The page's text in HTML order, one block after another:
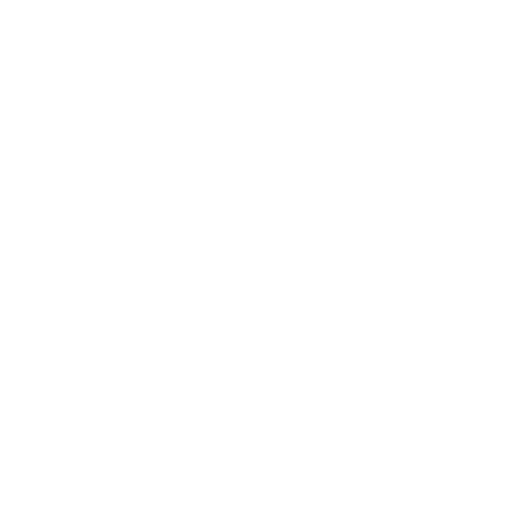
novedades del mercado de La Liga